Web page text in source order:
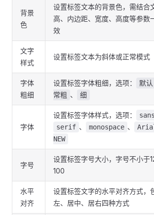
背景
色
设置标签文本的背景色，需结合
高、内边距、宽度、高度等参数
效
文字
样式
设置标签文本为斜体或正常模式
字体
粗细
设置标签字体粗细，选项： 默认
常粗 、 细
字体
设置标签字体样式，选项：
serif 、 monospace 、
NEW
字号
设置标签字号大小，字号不小于
100
水平
对齐
设置标签文字的水平对齐方式，
左、居中、居右四种方式